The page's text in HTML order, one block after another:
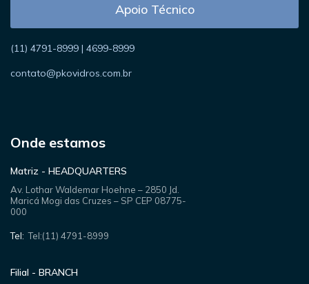
Apoio Técnico
(11) 4791-8999 | 4699-8999
contato@pkovidros.com.br
Onde estamos
Matriz - HEADQUARTERS
Av. Lothar Waldemar Hoehne – 2850 Jd.
Maricá Mogi das Cruzes – SP CEP 08775-
000
Tel: Tel:(11) 4791-8999
Filial - BRANCH